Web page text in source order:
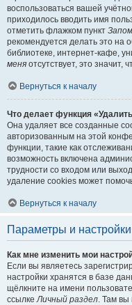
воспользоваться вашей
приходилось вводить имя
отметить флажком пункт
рекомендуется делать это на
библиотеке, интернет-кафе,
меня отсутствует, это значит,
Вернуться к началу
Что делает функция
Она удаляет все созданные
авторизованным на этой
функции, такие как
возможность включена
трудности со входом или
удаление cookies может
Вернуться к началу
Параметры и
Как мне изменить мои
Если вы являетесь
настройки хранятся в базе
щёлкните на имени
ссылкеЛичный раздел. Там вы